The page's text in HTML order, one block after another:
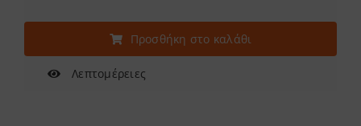
Προσθήκη στο καλάθι
Λεπτομέρειες